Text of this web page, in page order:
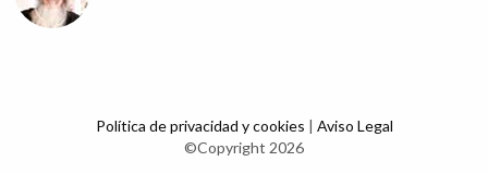
Política de privacidad y cookies | Aviso Legal
©Copyright 2026